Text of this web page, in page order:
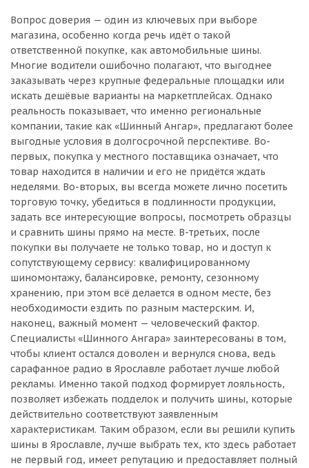
Вопрос доверия — один из ключевых при выборе
магазина, особенно когда речь идёт о такой
ответственной покупке, как автомобильные шины.
Многие водители ошибочно полагают, что выгоднее
заказывать через крупные федеральные площадки или
искать дешёвые варианты на маркетплейсах. Однако
реальность показывает, что именно региональные
компании, такие как «Шинный Ангар», предлагают более
выгодные условия в долгосрочной перспективе. Во-
первых, покупка у местного поставщика означает, что
товар находится в наличии и его не придётся ждать
неделями. Во-вторых, вы всегда можете лично посетить
торговую точку, убедиться в подлинности продукции,
задать все интересующие вопросы, посмотреть образцы
и сравнить шины прямо на месте. В-третьих, после
покупки вы получаете не только товар, но и доступ к
сопутствующему сервису: квалифицированному
шиномонтажу, балансировке, ремонту, сезонному
хранению, при этом всё делается в одном месте, без
необходимости ездить по разным мастерским. И,
наконец, важный момент — человеческий фактор.
Специалисты «Шинного Ангара» заинтересованы в том,
чтобы клиент остался доволен и вернулся снова, ведь
сарафанное радио в Ярославле работает лучше любой
рекламы. Именно такой подход формирует лояльность,
позволяет избежать подделок и получить шины, которые
действительно соответствуют заявленным
характеристикам. Таким образом, если вы решили купить
шины в Ярославле, лучше выбрать тех, кто здесь работает
не первый год, имеет репутацию и предоставляет полный